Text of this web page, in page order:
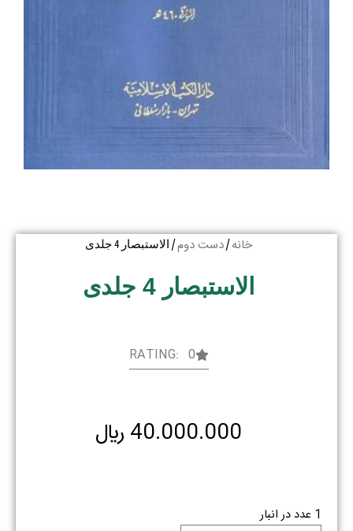
خانه/ دست دوم/ الاستبصار 4 جلدی
الاستبصار 4 جلدی
RATING: 0
40.000.000 ﷼
1 عدد در انبار